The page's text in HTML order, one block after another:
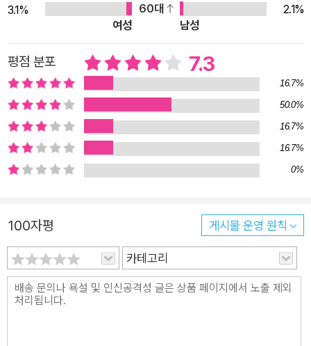
그리고 그 소설은 내 첫 소설집의 표제작이 되었다.” 미드, 손보미
유니버스를 완성하는 하나의 퍼즐 조각 열네 편의 미드 그리고 그
안에서 영원히 살아 있는 이름들 작가는 미드가 지닌 수많은 매력
중에서도 “소설이 그렇듯” 우리 삶을 재현하는 방식으로서의 ‘이
야기’에 집중한다. 무엇을 상상하든 그 이상을 보여주는 드라마
속 세상에서 번번이 그의 마음을 사로잡는 건 기발한 설정도 자극
적인 사건도 아니다. 그 안에서 울고 웃고 싸우고 화해하고 미워
하고 사랑하는 사람들이다. 하나같이 어쩔 수 없는 결핍이나 결함
을 지닌, 너무나도 인간적인 그들은 결국 현실의 우리 모습으로
보는 이유가 바로 이런 게 아닐까? 누군가가 보낸 시간을 영원히
그 자리에 머물게 만드는 것. 책장을 펴거나 혹은 드라마를 재생
시키면 언제나 거기에 그들이 있다. 좋은 날, 슬픈 날, 씻을 수 없
는 상처, 복구할 수 없는 실수들과 무너지는 마음, 서로에게 내미
는 손, 그리고 또다시 시작되는 좋은 날, 슬픈 날, 씻을 수 없는 상
3.1%
60대
2.1%
여성
남성
평점 분포 7.3
16.7%
50.0%
16.7%
16.7%
0%
100자평 게시물 운영 원칙
카테고리